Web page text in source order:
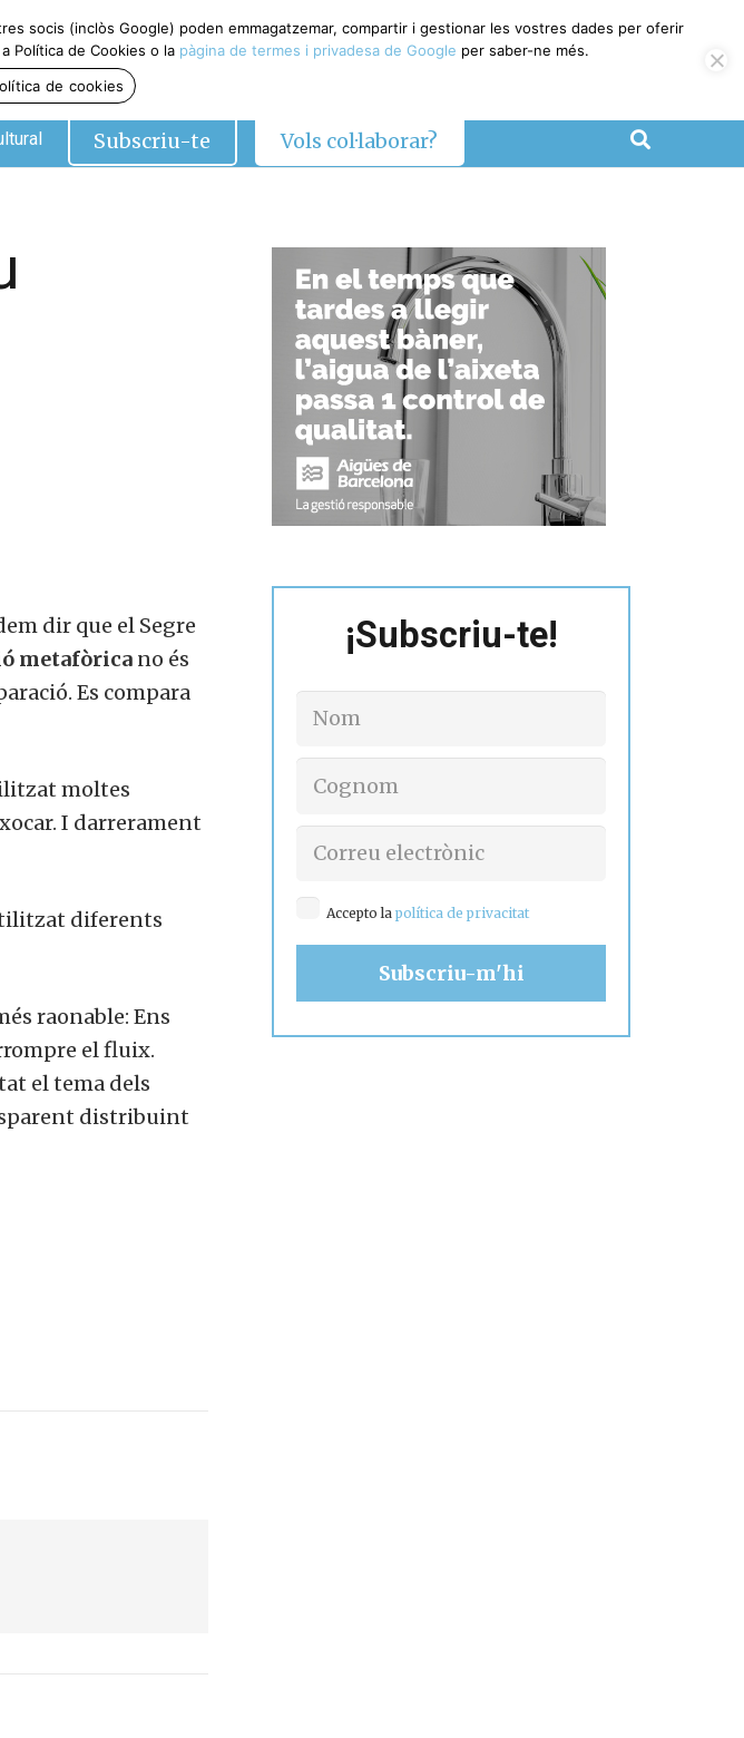
Subscriu-te Vols col·laborar?
dir que el Segre
metafòricano és
Es compara
moltes
I darrerament
diferents
raonable: Ens
el fluix.
el tema dels
distribuint
¡Subscriu-te!
Accepto lapolítica de privacitat
a Catalunya?
socis (inclòs Google) poden emmagatzemar, compartir i gestionar les vostres dades per oferir
Política de Cookies o lapàgina de termes i privadesa de Googleper saber-ne més.
de cookies